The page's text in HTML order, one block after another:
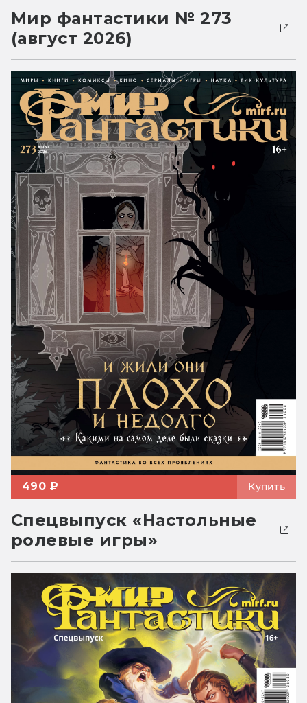
Мир фантастики № 273
(август 2026)
490 ₽ Купить
Спецвыпуск «Настольные
ролевые игры»